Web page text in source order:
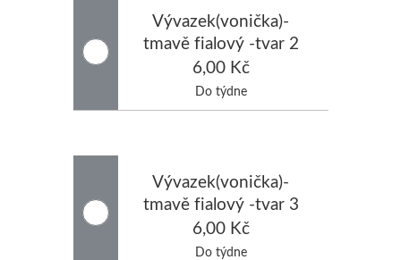
Vývazek(vonička)-
tmavě fialový -tvar 2
6,00 Kč
Do týdne
Vývazek(vonička)-
tmavě fialový -tvar 3
6,00 Kč
Do týdne